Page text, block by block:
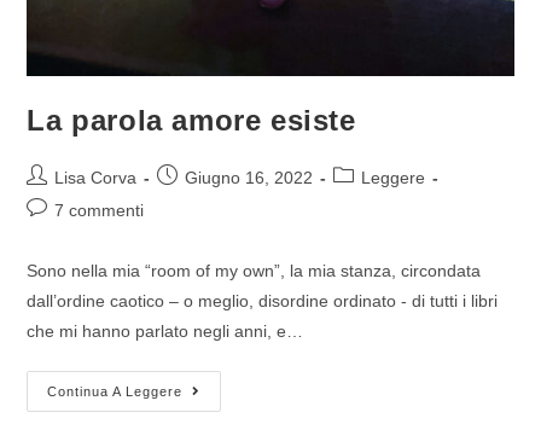
La parola amore esiste
Lisa Corva Giugno 16, 2022
Leggere
7 commenti
Sono nella mia “room of my own”, la mia stanza, circondata
dall’ordine caotico – o meglio, disordine ordinato - di tutti i libri
che mi hanno parlato negli anni, e…
Continua A Leggere